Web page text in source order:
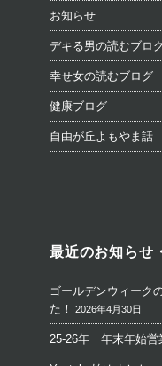
お知らせ
デキる男の読むブロ
幸せ女の読むブログ
健康ブログ
自由が丘よもやま話
最近のお知らせ
ゴールデンウィーク
た！
2026年4月30日
25-26年 年末年始営